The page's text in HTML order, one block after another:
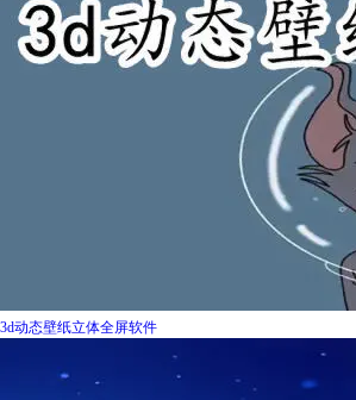
3d动态壁纸立体全屏软件